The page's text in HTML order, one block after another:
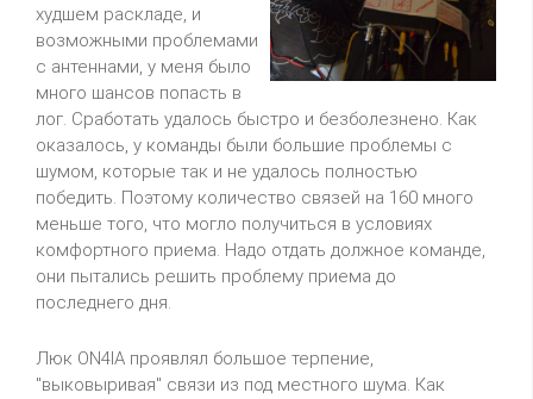
худшем раскладе, и
возможными проблемами
с антеннами, у меня было
много шансов попасть в
лог. Сработать удалось быстро и безболезнено. Как
оказалось, у команды были большие проблемы с
шумом, которые так и не удалось полностью
победить. Поэтому количество связей на 160 много
меньше того, что могло получиться в условиях
комфортного приема. Надо отдать должное команде,
они пытались решить проблему приема до
последнего дня.
Люк ON4IA проявлял большое терпение,
"выковыривая" связи из под местного шума. Как